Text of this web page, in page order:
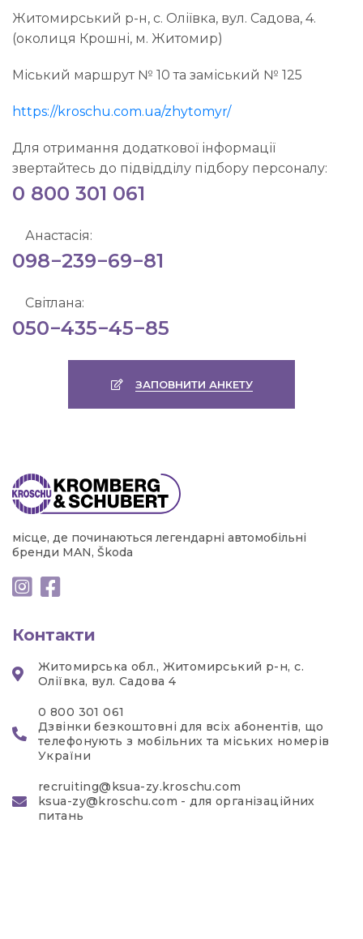
Житомирський р-н, с. Оліївка, вул. Садова, 4.
(околиця Крошні, м. Житомир)
Міський маршрут № 10 та заміський № 125
https://kroschu.com.ua/zhytomyr/
Для отримання додаткової інформації
звертайтесь до підвідділу підбору персоналу:
0 800 301 061
Анастасія:
098−239−69−81
Світлана:
050−435−45−85
ЗАПОВНИТИ АНКЕТУ
місце, де починаються легендарні автомобільні
бренди MAN, Škoda
Контакти
Житомирська обл., Житомирський р-н, с.
Оліївка, вул. Садова 4
0 800 301 061
Дзвінки безкоштовні для всіх абонентів, що
телефонують з мобільних та міських номерів
України
recruiting@ksua-zy.kroschu.com
ksua-zy@kroschu.com - для організаційних
питань